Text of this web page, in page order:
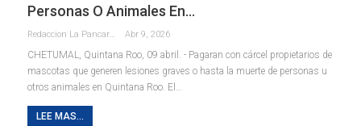
Personas O Animales En…
Redaccion La Pancarta De Quintana Roo Abr 9, 2026
CHETUMAL, Quintana Roo, 09 abril. - Pagaran con cárcel propietarios de
mascotas que generen lesiones graves o hasta la muerte de personas u
otros animales en Quintana Roo. El …
LEE MAS...